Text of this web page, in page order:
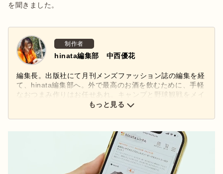
を聞きました。
制作者
hinata編集部 中西優花
編集長。出版社にて月刊メンズファッション誌の編集を経
て、hinata編集部へ。外で最高のお酒を飲むために、手軽
なおつまみ作りはお任せあれ。キャンプと野球観戦をメイ
ンに、好きなものは広く深く。アウトドア以外にファッシ
もっと見る